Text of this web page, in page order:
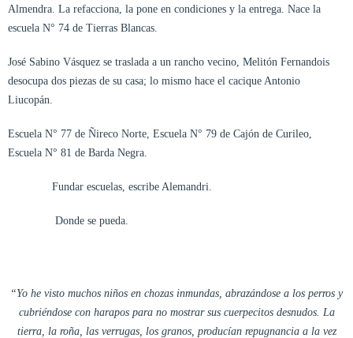
Almendra. La refacciona, la pone en condiciones y la entrega. Nace la
escuela N° 74 de Tierras Blancas.
José Sabino Vásquez se traslada a un rancho vecino, Melitón Fernandois
desocupa dos piezas de su casa; lo mismo hace el cacique Antonio
Liucopán.
Escuela N° 77 de Ñireco Norte, Escuela N° 79 de Cajón de Curileo,
Escuela N° 81 de Barda Negra.
Fundar escuelas, escribe Alemandri.
Donde se pueda.
“Yo he visto muchos niños en chozas inmundas, abrazándose a los perros y
cubriéndose con harapos para no mostrar sus cuerpecitos desnudos. La
tierra, la roña, las verrugas, los granos, producían repugnancia a la vez